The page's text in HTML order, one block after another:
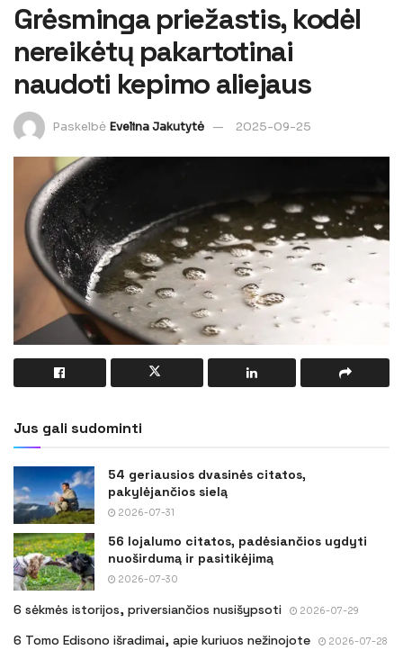
Grėsminga priežastis, kodėl
nereikėtų pakartotinai
naudoti kepimo aliejaus
Paskelbė Evelina Jakutytė 2025-09-25
Jus gali sudominti
54 geriausios dvasinės citatos,
pakylėjančios sielą
2026-07-31
56 lojalumo citatos, padėsiančios ugdyti
nuoširdumą ir pasitikėjimą
2026-07-30
6 sėkmės istorijos, priversiančios nusišypsoti 2026-07-29
6 Tomo Edisono išradimai, apie kuriuos nežinojote 2026-07-28